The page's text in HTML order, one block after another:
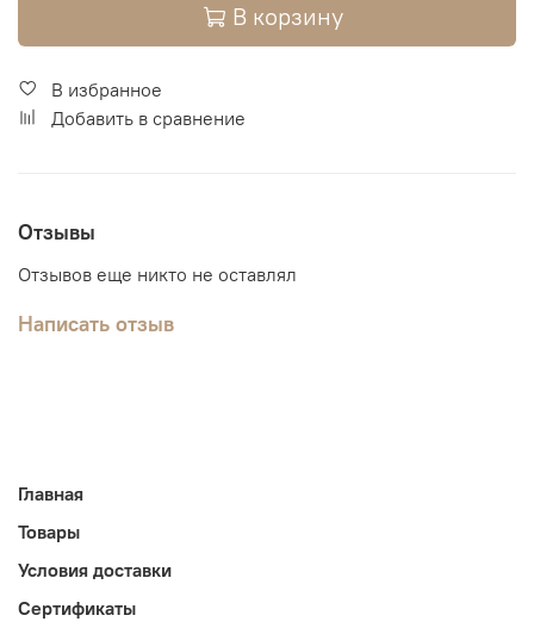
В корзину
В избранное
Добавить в сравнение
Отзывы
Отзывов еще никто не оставлял
Написать отзыв
Главная
Товары
Условия доставки
Сертификаты